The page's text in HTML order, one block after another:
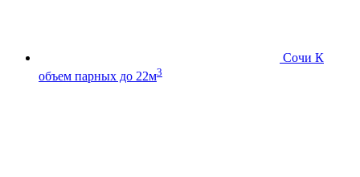
Сочи К
объем парных до 22м3